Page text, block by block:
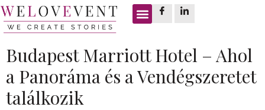
Címke:bankettek
Budapest Marriott Hotel – Ahol
a Panoráma és a Vendégszeretet
találkozik